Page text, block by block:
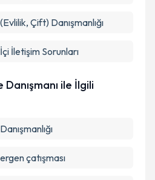
Çift) Danışmanlığı
İletişim Sorunları
ile İlgili
çatışması